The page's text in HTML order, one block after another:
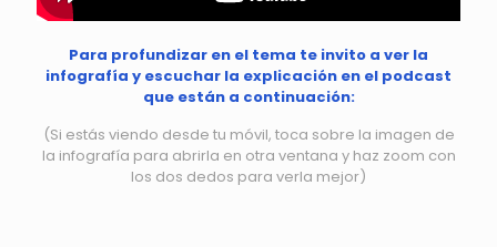
Para profundizar en el tema te invito a ver la
infografía y escuchar la explicación en el podcast
que están a continuación:
(Si estás viendo desde tu móvil, toca sobre la imagen de
la infografía para abrirla en otra ventana y haz zoom con
los dos dedos para verla mejor)